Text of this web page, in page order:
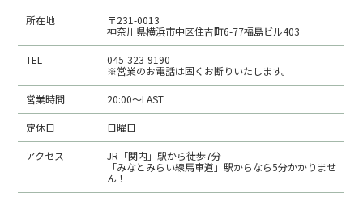
所在地
〒231-0013
神奈川県横浜市中区住吉町6-77福島ビル403
TEL
045-323-9190
※営業のお電話は固くお断りいたします。
営業時間 20:00～LAST
定休日 日曜日
アクセス
JR「関内」駅から徒歩7分
「みなとみらい線馬車道」駅からなら5分かかりませ
ん！